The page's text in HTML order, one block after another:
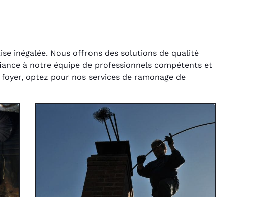
inégalée. Nous offrons des solutions de qualité
à notre équipe de professionnels compétents et
optez pour nos services de ramonage de